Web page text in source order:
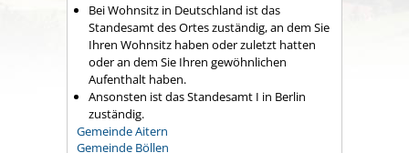
Bei Wohnsitz in Deutschland ist das
Standesamt des Ortes zuständig, an dem Sie
Ihren Wohnsitz haben oder zuletzt hatten
oder an dem Sie Ihren gewöhnlichen
Aufenthalt haben.
Ansonsten ist das Standesamt I in Berlin
zuständig.
Gemeinde Aitern
Gemeinde Böllen